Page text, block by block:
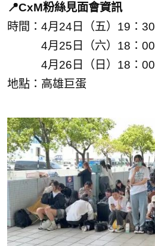
📍CxM粉絲見面會資訊
時間：4月24日（五）19：30
4月25日（六）18：00
4月26日（日）18：00
地點：高雄巨蛋